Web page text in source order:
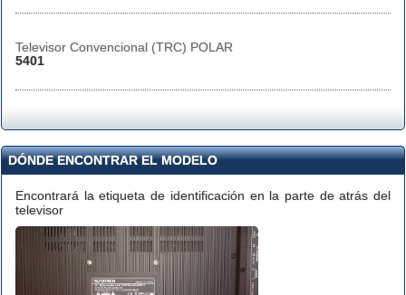
Televisor Convencional (TRC) POLAR
5401
DÓNDE ENCONTRAR EL MODELO
Encontrará la etiqueta de identificación en la parte de atrás del
televisor